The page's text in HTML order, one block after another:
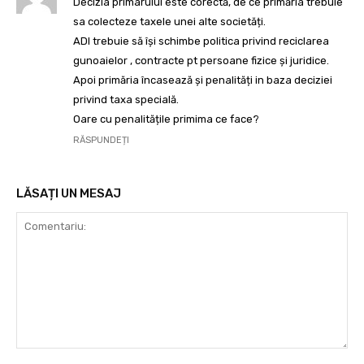
sa colecteze taxele unei alte societăți.
ADI trebuie să își schimbe politica privind reciclarea
gunoaielor , contracte pt persoane fizice și juridice.
Apoi primăria încasează și penalități in baza deciziei
privind taxa specială.
Oare cu penalitățile primima ce face?
RĂSPUNDEȚI
LĂSAȚI UN MESAJ